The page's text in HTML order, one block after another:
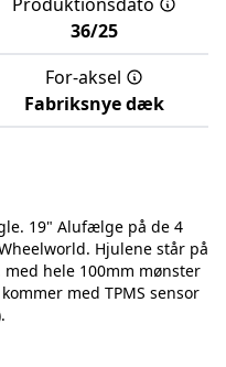
36/25
For-aksel
Fabriksnye dæk
19" Alufælge på de 4
Hjulene står på
hele 100mm mønster
med TPMS sensor